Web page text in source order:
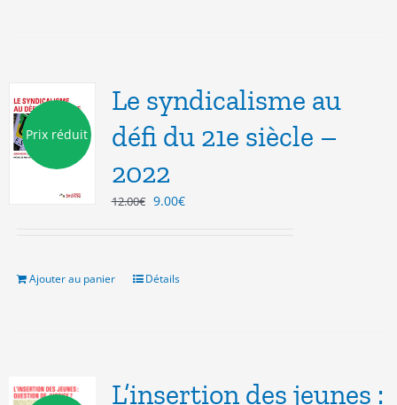
Prix réduit
Le syndicalisme au
défi du 21e siècle –
2022
12.00€ Le
12.00€.
9.00€Le
Ajouter au panier Détails
L’insertion des jeunes :